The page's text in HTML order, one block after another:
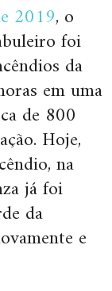
2019, o
foi
da
em uma
de 800
Hoje,
na
já foi
da
e